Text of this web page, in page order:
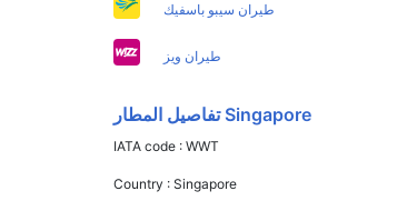
طيران سيبو باسفيك
طيران ويز
Singapore تفاصيل المطار
IATA code :WWT
Country :Singapore